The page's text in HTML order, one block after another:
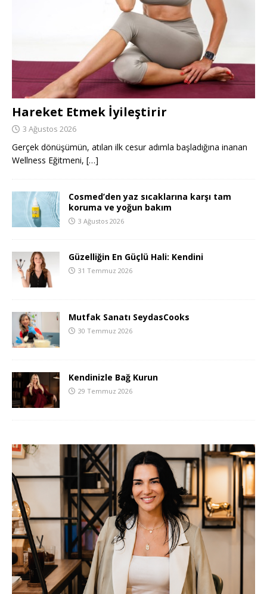
Hareket Etmek İyileştirir
3 Ağustos 2026
Gerçek dönüşümün, atılan ilk cesur adımla başladığına inanan
Wellness Eğitmeni, […]
Cosmed’den yaz sıcaklarına karşı tam
koruma ve yoğun bakım
3 Ağustos 2026
Güzelliğin En Güçlü Hali: Kendini
31 Temmuz 2026
Mutfak Sanatı SeydasCooks
30 Temmuz 2026
Kendinizle Bağ Kurun
29 Temmuz 2026